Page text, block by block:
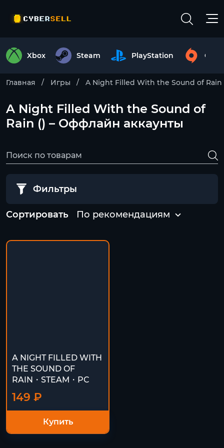
Xbox Steam PlayStation
Главная Игры A Night Filled With the Sound of Rain
A Night Filled With the Sound of
Rain () – Оффлайн аккаунты
Фильтры
Сортировать По рекомендациям
A NIGHT FILLED WITH
THE SOUND OF
RAIN・STEAM・PC
149 ₽
Купить